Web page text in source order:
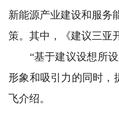
新能源产业建设和服务
策。其中，《建议三亚
“基于建议设想所
形象和吸引力的同时，
飞介绍。